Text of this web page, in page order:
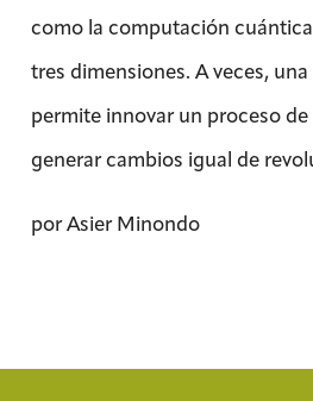
como la computación
tres dimensiones. A veces,
permite innovar un proceso
generar cambios igual de
por Asier Minondo